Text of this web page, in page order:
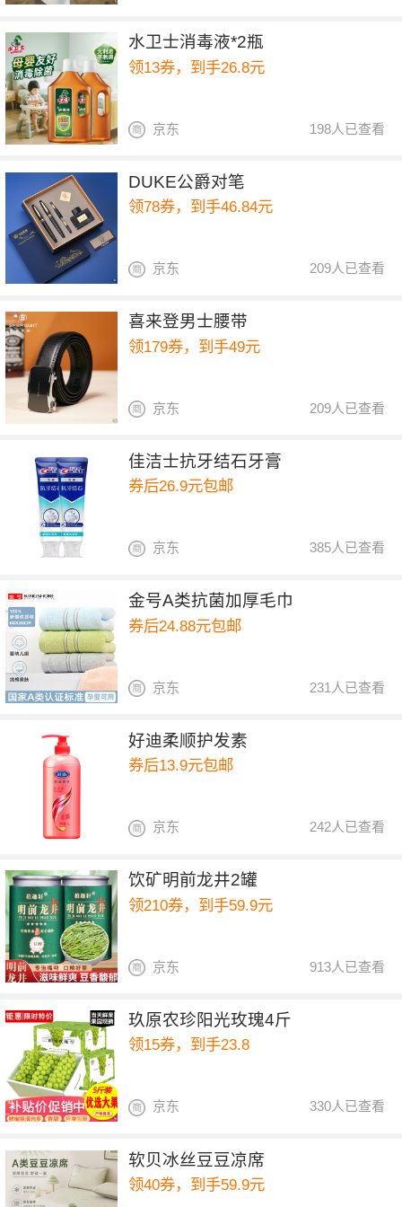
水卫士消毒液*2瓶
领13券，到手26.8元
198人已查看
京东
DUKE公爵对笔
领78券，到手46.84元
209人已查看
京东
喜来登男士腰带
领179券，到手49元
209人已查看
京东
佳洁士抗牙结石牙膏
券后26.9元包邮
385人已查看
京东
金号A类抗菌加厚毛巾
券后24.88元包邮
231人已查看
京东
好迪柔顺护发素
券后13.9元包邮
242人已查看
京东
饮矿明前龙井2罐
领210券，到手59.9元
913人已查看
京东
玖原农珍阳光玫瑰4斤
领15券，到手23.8
330人已查看
京东
软贝冰丝豆豆凉席
领40券，到手59.9元